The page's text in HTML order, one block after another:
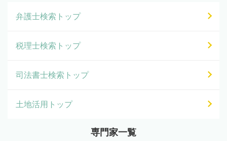
弁護士検索トップ
税理士検索トップ
司法書士検索トップ
土地活用トップ
専門家一覧